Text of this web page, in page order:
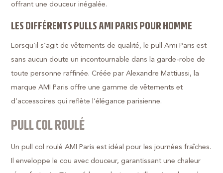
offrant une douceur inégalée.
LES DIFFÉRENTS PULLS AMI PARIS POUR HOMME
Lorsqu’il s’agit de vêtements de qualité, le pull Ami Paris est
sans aucun doute un incontournable dans la garde-robe de
toute personne raffinée. Créée par Alexandre Mattiussi, la
marque AMI Paris offre une gamme de vêtements et
d’accessoires qui reflète l’élégance parisienne.
PULL COL ROULÉ
Un pull col roulé AMI Paris est idéal pour les journées fraîches.
Il enveloppe le cou avec douceur, garantissant une chaleur